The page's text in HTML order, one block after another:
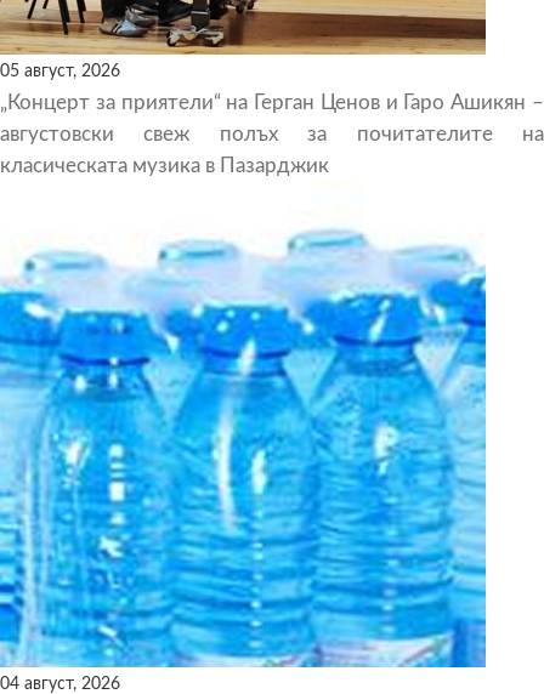
05 август, 2026
„Концерт за приятели“ на Герган Ценов и Гаро Ашикян –
августовски свеж полъх за почитателите на
класическата музика в Пазарджик
04 август, 2026